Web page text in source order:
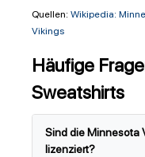
Quellen: Wikipedia:
Vikings
Häufige
Sweatshirts
Sind die Minnesota
lizenziert?